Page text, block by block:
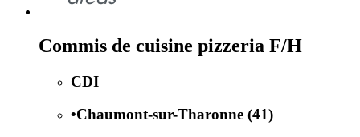
Commis de cuisine pizzeria F/H
CDI
•Chaumont-sur-Tharonne (41)